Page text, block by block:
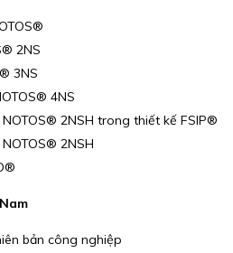
2NS
3NS
4NS
2NSH trong thiết kế FSIP®
2NSH
bản công nghiệp